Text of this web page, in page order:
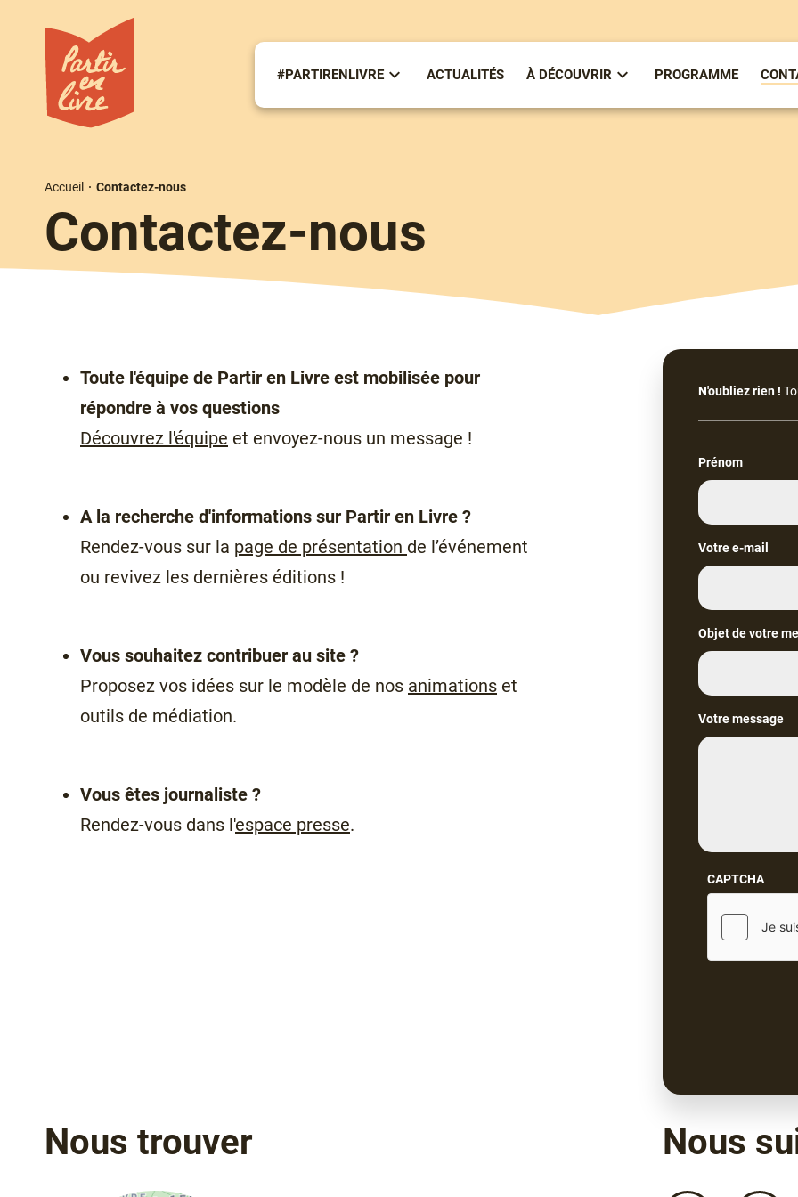
contenu
principal
#PARTIRENLIVRE
Sous-
#partirenlivre
ACTUALITÉS À DÉCOUVRIR
Sous-
À
PROGRAMME
d'Ariane
Accueil Contactez-nous
Contactez-nous
Toute l'équipe de Partir en Livre est mobilisée pour
répondre à vos questions
Découvrez l'équipe et envoyez-nous un message !
A la recherche d'informations sur Partir en Livre ?
Rendez-vous sur la page de présentation de l’événement
ou revivez les dernières éditions !
Vous souhaitez contribuer au site ?
Proposez vos idées sur le modèle de nos animations et
outils de médiation.
Vous êtes journaliste ?
Rendez-vous dans l'espace presse.
N'oubliez rien !
Prénom
Votre e-mail
Objet de votre
Votre message
CAPTCHA
Nous trouver Nous